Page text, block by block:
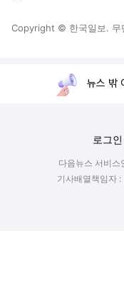
Copyright © 한국일보. 무
뉴스 밖
로그인
다음뉴스 서비스
기사배열책임자 :